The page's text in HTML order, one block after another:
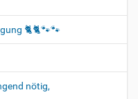
🐈‍🐈🐾🐾
nötig,